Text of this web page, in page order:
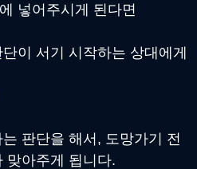
넣어주시게 된다면
이 서기 시작하는 상대에게
판단을 해서, 도망가기 전
맞아주게 됩니다.